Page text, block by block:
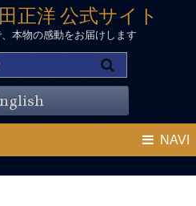
正洋 公式サイト
本物の感動をお届けします
NAVI